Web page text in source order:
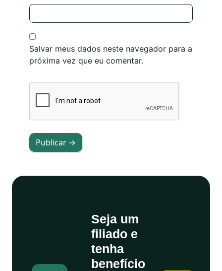
Salvar meus dados neste navegador para a
próxima vez que eu comentar.
Publicar →
Seja um
filiado e
tenha
benefício